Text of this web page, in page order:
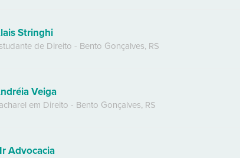
Stringhi
de Direito - Bento Gonçalves, RS
Veiga
em Direito - Bento Gonçalves, RS
Advocacia